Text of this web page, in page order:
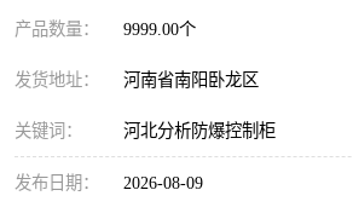
产品数量： 9999.00个
发货地址： 河南省南阳卧龙区
关键词： 河北分析防爆控制柜
发布日期： 2026-08-09